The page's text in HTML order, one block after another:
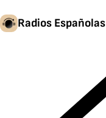
Radios Españolas